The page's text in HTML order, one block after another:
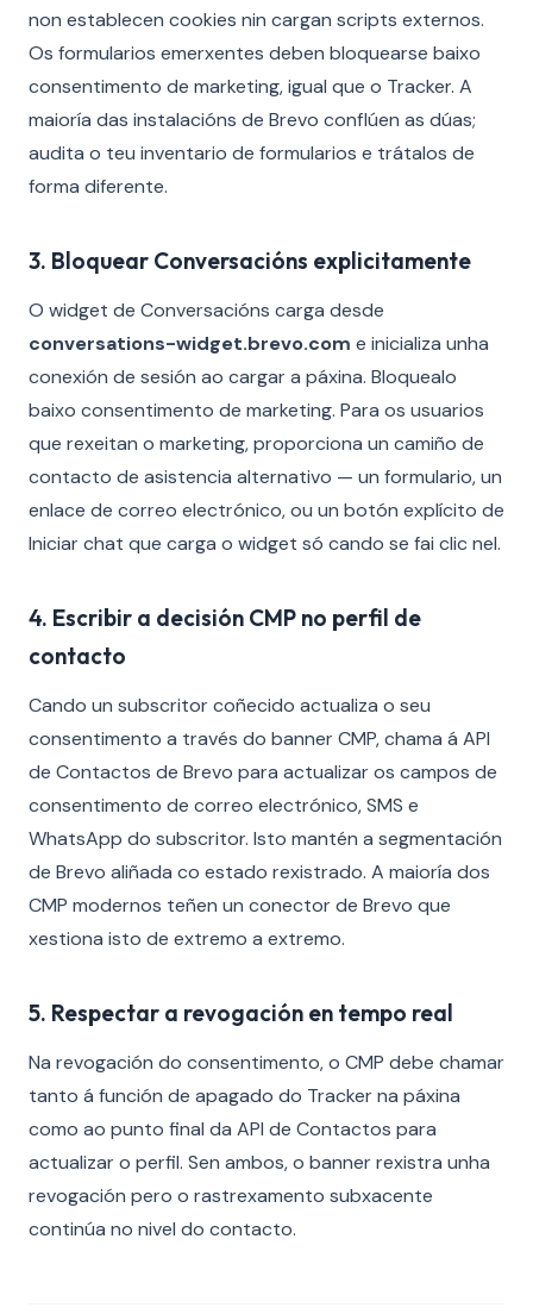
non establecen cookies nin cargan scripts externos.
Os formularios emerxentes deben bloquearse baixo
consentimento de marketing, igual que o Tracker. A
maioría das instalacións de Brevo conflúen as dúas;
audita o teu inventario de formularios e trátalos de
forma diferente.
3. Bloquear Conversacións explicitamente
O widget de Conversacións carga desde
conversations-widget.brevo.com e inicializa unha
conexión de sesión ao cargar a páxina. Bloquealo
baixo consentimento de marketing. Para os usuarios
que rexeitan o marketing, proporciona un camiño de
contacto de asistencia alternativo — un formulario, un
enlace de correo electrónico, ou un botón explícito de
Iniciar chat que carga o widget só cando se fai clic nel.
4. Escribir a decisión CMP no perfil de
contacto
Cando un subscritor coñecido actualiza o seu
consentimento a través do banner CMP, chama á API
de Contactos de Brevo para actualizar os campos de
consentimento de correo electrónico, SMS e
WhatsApp do subscritor. Isto mantén a segmentación
de Brevo aliñada co estado rexistrado. A maioría dos
CMP modernos teñen un conector de Brevo que
xestiona isto de extremo a extremo.
5. Respectar a revogación en tempo real
Na revogación do consentimento, o CMP debe chamar
tanto á función de apagado do Tracker na páxina
como ao punto final da API de Contactos para
actualizar o perfil. Sen ambos, o banner rexistra unha
revogación pero o rastrexamento subxacente
continúa no nivel do contacto.